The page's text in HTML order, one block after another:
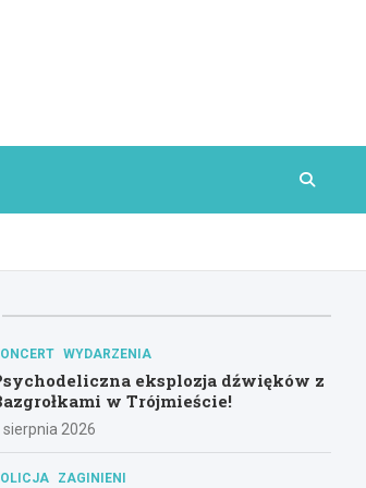
WYDARZENIA
eksplozja dźwięków z
w Trójmieście!
sierpnia 2026
ZAGINIENI